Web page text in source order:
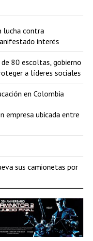
lucha contra
interés
80 escoltas, gobierno
a líderes sociales
en Colombia
empresa ubicada entre
sus camionetas por